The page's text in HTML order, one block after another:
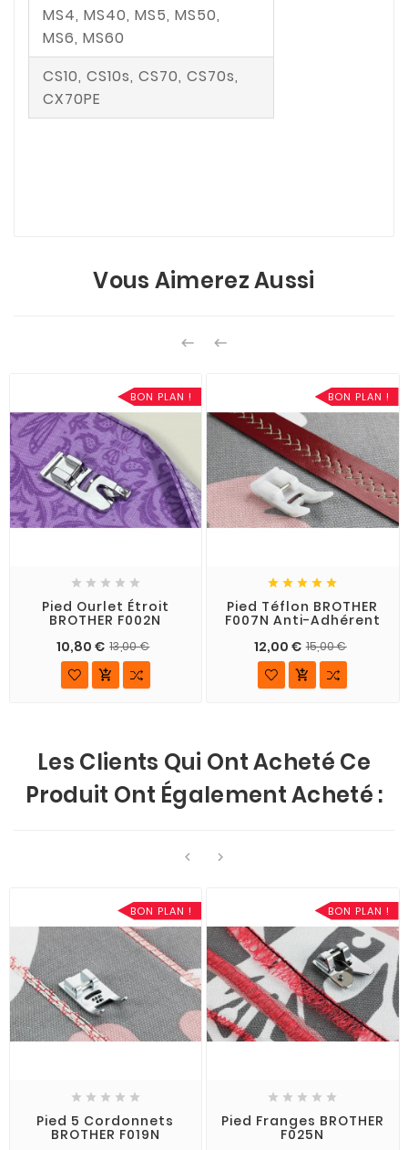
MS4, MS40, MS5, MS50,
MS6, MS60
CS10, CS10s, CS70, CS70s,
CX70PE
Vous Aimerez Aussi
 
BON PLAN !
    
Pied Ourlet Étroit
BROTHER F002N
10,80 € 13,00 €

BON PLAN !
    
Pied Téflon BROTHER
F007N Anti-Adhérent
12,00 € 15,00 €

Les Clients Qui Ont Acheté Ce
Produit Ont Également Acheté :
 
BON PLAN !
    
Pied 5 Cordonnets
BROTHER F019N
BON PLAN !
    
Pied Franges BROTHER
F025N